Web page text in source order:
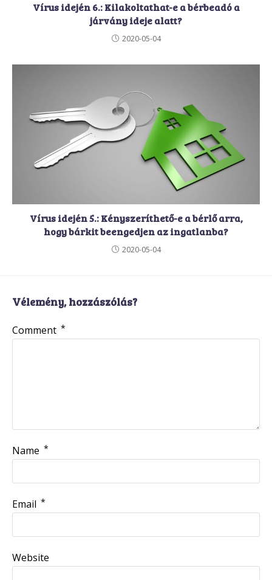
Vírus idején 6.: Kilakoltathat-e a bérbeadó a
járvány ideje alatt?
2020-05-04
Vírus idején 5.: Kényszeríthető-e a bérlő arra,
hogy bárkit beengedjen az ingatlanba?
2020-05-04
Vélemény, hozzászólás?
Comment *
Name *
Email *
Website